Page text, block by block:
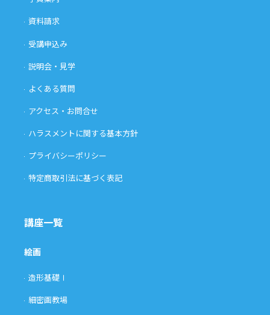
資料請求
受講申込み
説明会・見学
よくある質問
アクセス・お問合せ
ハラスメントに関する基本方針
プライバシーポリシー
特定商取引法に基づく表記
講座一覧
絵画
造形基礎Ⅰ
細密画教場